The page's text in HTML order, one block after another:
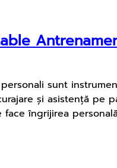
sunt
și asistență pe
îngrijirea